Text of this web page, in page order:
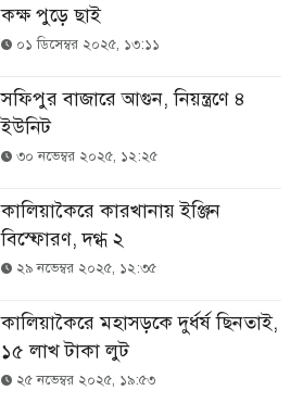
কক্ষ পুড়ে ছাই
০১ ডিসেম্বর ২০২৫, ১৩:১১
সফিপুর বাজারে আগুন, নিয়ন্ত্রণে ৪
ইউনিট
৩০ নভেম্বর ২০২৫, ১২:২৫
কালিয়াকৈরে কারখানায় ইঞ্জিন
বিস্ফোরণ, দগ্ধ ২
২৯ নভেম্বর ২০২৫, ১২:৩৫
কালিয়াকৈরে মহাসড়কে দুর্ধর্ষ ছিনতাই,
১৫ লাখ টাকা লুট
২৫ নভেম্বর ২০২৫, ১৯:৫৩